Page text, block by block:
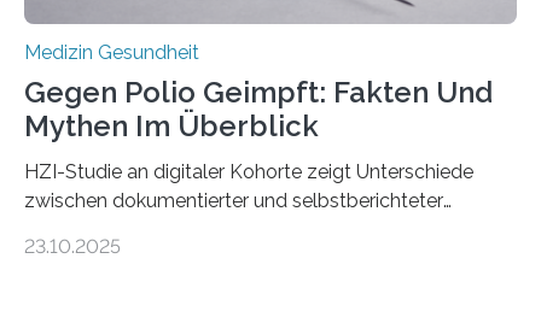
Medizin Gesundheit
Gegen Polio Geimpft: Fakten Und
Mythen Im Überblick
HZI-Studie an digitaler Kohorte zeigt Unterschiede
zwischen dokumentierter und selbstberichteter
Kinderlähmung, ist eine ansteckende Krankheit, die
23.10.2025